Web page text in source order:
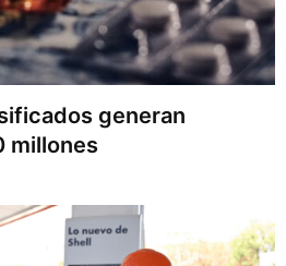
generan
millones